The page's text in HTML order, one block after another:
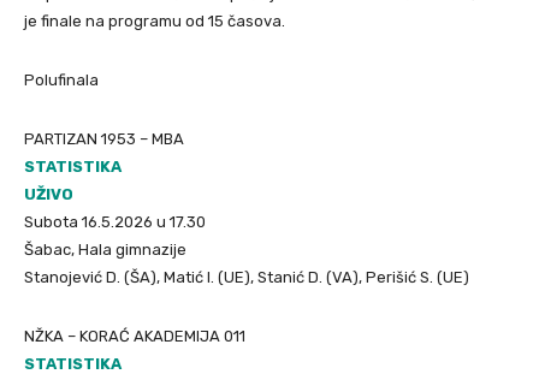
je finale na programu od 15 časova.
Polufinala
PARTIZAN 1953 – MBA
STATISTIKA
UŽIVO
Subota 16.5.2026 u 17.30
Šabac, Hala gimnazije
Stanojević D. (ŠA), Matić I. (UE), Stanić D. (VA), Perišić S. (UE)
NŽKA – KORAĆ AKADEMIJA 011
STATISTIKA